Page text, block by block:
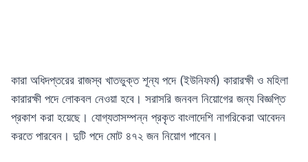
কারা অধিদপ্তরের রাজস্ব খাতভুক্ত শূন্য পদে (ইউনিফর্ম) কারারক্ষী ও মহিলা
কারারক্ষী পদে লোকবল নেওয়া হবে। সরাসরি জনবল নিয়োগের জন্য বিজ্ঞপ্তি
প্রকাশ করা হয়েছে। যোগ্যতাসম্পন্ন প্রকৃত বাংলাদেশি নাগরিকেরা আবেদন
করতে পারবেন। দুটি পদে মোট ৪৭২ জন নিয়োগ পাবেন।